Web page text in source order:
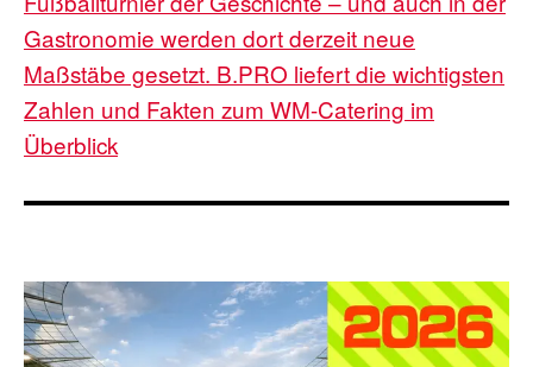
Gastronomie werden dort derzeit neue
Maßstäbe gesetzt. B.PRO liefert die wichtigsten
Zahlen und Fakten zum WM-Catering im
Überblick